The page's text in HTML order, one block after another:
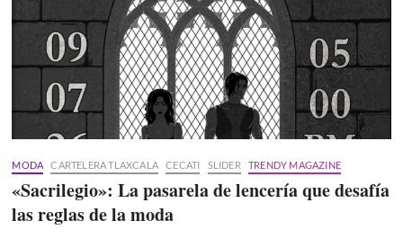
MODA CARTELERA TLAXCALA CECATI SLIDER TRENDY MAGAZINE
«Sacrilegio»: La pasarela de lencería que desafía
las reglas de la moda